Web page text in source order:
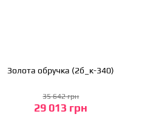
Золота обручка (2б_к-340)
29 013 грн
35 642 грн
До кошика